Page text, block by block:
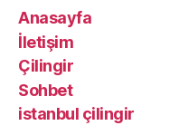
Anasayfa
İletişim
Çilingir
Sohbet
istanbul çilingir